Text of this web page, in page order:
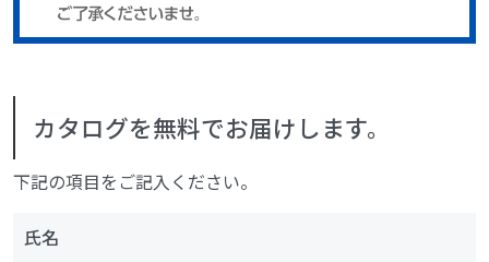
カタログを無料でお届けします。
下記の項目をご記入ください。
氏名